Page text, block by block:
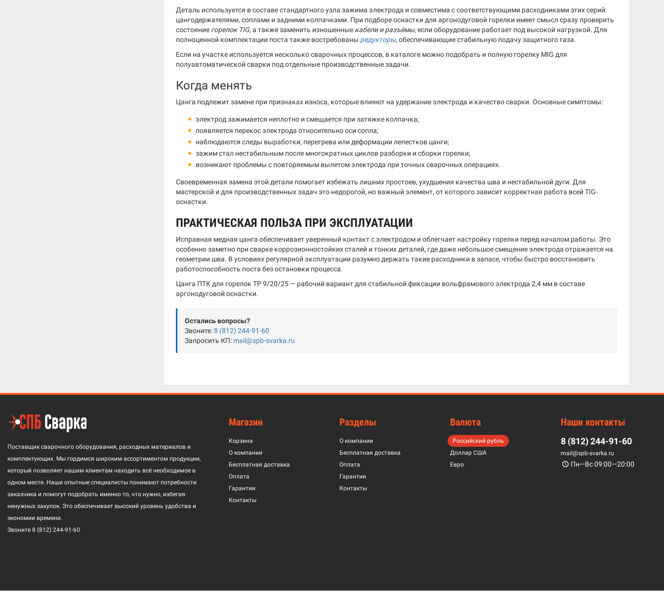
Деталь используется в составе стандартного узла зажима электрода и совместима с соответствующими расходниками этих серий:
цангодержателями, соплами и задними колпачками. При подборе оснастки для аргонодуговой горелки имеет смысл сразу проверить
состояние горелок TIG, а также заменить изношенные кабели и разъёмы, если оборудование работает под высокой нагрузкой. Для
полноценной комплектации поста также востребованы редукторы, обеспечивающие стабильную подачу защитного газа.
Если на участке используется несколько сварочных процессов, в каталоге можно подобрать и полную горелку MIG для
полуавтоматической сварки под отдельные производственные задачи.
Когда менять
Цанга подлежит замене при признаках износа, которые влияют на удержание электрода и качество сварки. Основные симптомы:
электрод зажимается неплотно и смещается при затяжке колпачка;
появляется перекос электрода относительно оси сопла;
наблюдаются следы выработки, перегрева или деформации лепестков цанги;
зажим стал нестабильным после многократных циклов разборки и сборки горелки;
возникают проблемы с повторяемым вылетом электрода при точных сварочных операциях.
Своевременная замена этой детали помогает избежать лишних простоев, ухудшения качества шва и нестабильной дуги. Для
мастерской и для производственных задач это недорогой, но важный элемент, от которого зависит корректная работа всей TIG-
оснастки.
ПРАКТИЧЕСКАЯ ПОЛЬЗА ПРИ ЭКСПЛУАТАЦИИ
Исправная медная цанга обеспечивает уверенный контакт с электродом и облегчает настройку горелки перед началом работы. Это
особенно заметно при сварке коррозионностойких сталей и тонких деталей, где даже небольшое смещение электрода отражается на
геометрии шва. В условиях регулярной эксплуатации разумно держать такие расходники в запасе, чтобы быстро восстановить
работоспособность поста без остановки процесса.
Цанга ПТК для горелок TP 9/20/25 — рабочий вариант для стабильной фиксации вольфрамового электрода 2,4 мм в составе
аргонодуговой оснастки.
Остались вопросы?
Звоните:8 (812) 244-91-60
Запросить КП: mail@spb-svarka.ru
Поставщик сварочного оборудования, расходных материалов и
комплектующих. Мы гордимся широким ассортиментом продукции,
который позволяет нашим клиентам находить всё необходимое в
одном месте. Наши опытные специалисты понимают потребности
заказчика и помогут подобрать именно то, что нужно, избегая
ненужных закупок. Это обеспечивает высокий уровень удобства и
экономии времени.
Звоните 8 (812) 244-91-60
Магазин
Корзина
О компании
Бесплатная доставка
Оплата
Гарантии
Контакты
Разделы
О компании
Бесплатная доставка
Оплата
Гарантии
Контакты
Валюта
Российский рубль
Доллар США
Евро
Наши контакты
8 (812) 244-91-60
mail@spb-svarka.ru
Пн—Вс 09:00—20:00